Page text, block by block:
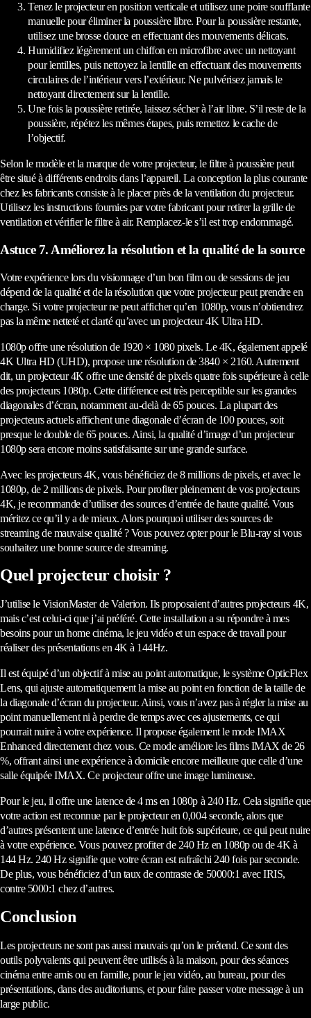
Tenez le projecteur en position verticale et utilisez une poire soufflante
manuelle pour éliminer la poussière libre. Pour la poussière restante,
utilisez une brosse douce en effectuant des mouvements délicats.
Humidifiez légèrement un chiffon en microfibre avec un nettoyant
pour lentilles, puis nettoyez la lentille en effectuant des mouvements
circulaires de l’intérieur vers l’extérieur. Ne pulvérisez jamais le
nettoyant directement sur la lentille.
Une fois la poussière retirée, laissez sécher à l’air libre. S’il reste de la
poussière, répétez les mêmes étapes, puis remettez le cache de
l’objectif.
Selon le modèle et la marque de votre projecteur, le filtre à poussière peut
être situé à différents endroits dans l’appareil. La conception la plus courante
chez les fabricants consiste à le placer près de la ventilation du projecteur.
Utilisez les instructions fournies par votre fabricant pour retirer la grille de
ventilation et vérifier le filtre à air. Remplacez-le s’il est trop endommagé.
Astuce 7. Améliorez la résolution et la qualité de la source
Votre expérience lors du visionnage d’un bon film ou de sessions de jeu
dépend de la qualité et de la résolution que votre projecteur peut prendre en
charge. Si votre projecteur ne peut afficher qu’en 1080p, vous n’obtiendrez
pas la même netteté et clarté qu’avec un projecteur 4K Ultra HD.
1080p offre une résolution de 1920 × 1080 pixels. Le 4K, également appelé
4K Ultra HD (UHD), propose une résolution de 3840 × 2160. Autrement
dit, un projecteur 4K offre une densité de pixels quatre fois supérieure à celle
des projecteurs 1080p. Cette différence est très perceptible sur les grandes
diagonales d’écran, notamment au-delà de 65 pouces. La plupart des
projecteurs actuels affichent une diagonale d’écran de 100 pouces, soit
presque le double de 65 pouces. Ainsi, la qualité d’image d’un projecteur
1080p sera encore moins satisfaisante sur une grande surface.
Avec les projecteurs 4K, vous bénéficiez de 8 millions de pixels, et avec le
1080p, de 2 millions de pixels. Pour profiter pleinement de vos projecteurs
4K, je recommande d’utiliser des sources d’entrée de haute qualité. Vous
méritez ce qu’il y a de mieux. Alors pourquoi utiliser des sources de
streaming de mauvaise qualité ? Vous pouvez opter pour le Blu-ray si vous
souhaitez une bonne source de streaming.
Quel projecteur choisir ?
J’utilise le VisionMaster de Valerion. Ils proposaient d’autres projecteurs 4K,
mais c’est celui-ci que j’ai préféré. Cette installation a su répondre à mes
besoins pour un home cinéma, le jeu vidéo et un espace de travail pour
réaliser des présentations en 4K à 144Hz.
Il est équipé d’un objectif à mise au point automatique, le système OpticFlex
Lens, qui ajuste automatiquement la mise au point en fonction de la taille de
la diagonale d’écran du projecteur. Ainsi, vous n’avez pas à régler la mise au
point manuellement ni à perdre de temps avec ces ajustements, ce qui
pourrait nuire à votre expérience. Il propose également le mode IMAX
Enhanced directement chez vous. Ce mode améliore les films IMAX de 26
%, offrant ainsi une expérience à domicile encore meilleure que celle d’une
salle équipée IMAX. Ce projecteur offre une image lumineuse.
Pour le jeu, il offre une latence de 4 ms en 1080p à 240 Hz. Cela signifie que
votre action est reconnue par le projecteur en 0,004 seconde, alors que
d’autres présentent une latence d’entrée huit fois supérieure, ce qui peut nuire
à votre expérience. Vous pouvez profiter de 240 Hz en 1080p ou de 4K à
144 Hz. 240 Hz signifie que votre écran est rafraîchi 240 fois par seconde.
De plus, vous bénéficiez d’un taux de contraste de 50000:1 avec IRIS,
contre 5000:1 chez d’autres.
Conclusion
Les projecteurs ne sont pas aussi mauvais qu’on le prétend. Ce sont des
outils polyvalents qui peuvent être utilisés à la maison, pour des séances
cinéma entre amis ou en famille, pour le jeu vidéo, au bureau, pour des
présentations, dans des auditoriums, et pour faire passer votre message à un
large public.